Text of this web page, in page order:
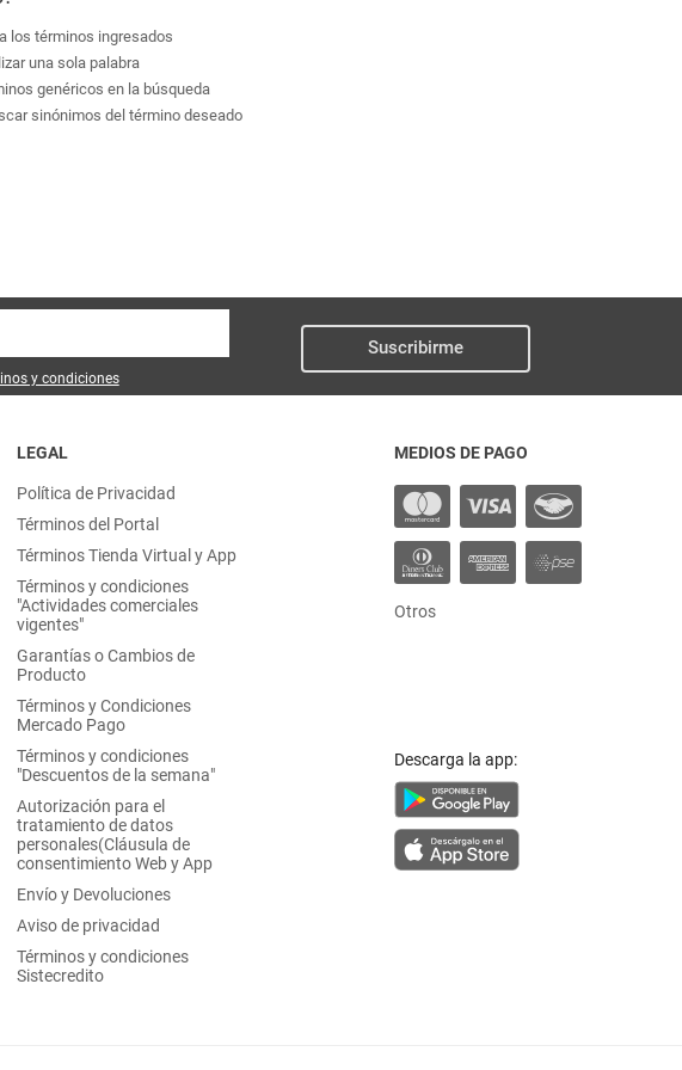
los términos ingresados
una sola palabra
genéricos en la búsqueda
sinónimos del término deseado
y condiciones
Suscribirme
LEGAL
Política de Privacidad
Términos del Portal
Términos Tienda Virtual y App
Términos y condiciones
"Actividades comerciales
vigentes"
Garantías o Cambios de
Producto
Términos y Condiciones
Mercado Pago
Términos y condiciones
"Descuentos de la semana"
Autorización para el
tratamiento de datos
personales(Cláusula de
consentimiento Web y App
Envío y Devoluciones
Aviso de privacidad
Términos y condiciones
Sistecredito
MEDIOS DE PAGO
Otros
Descarga la app: